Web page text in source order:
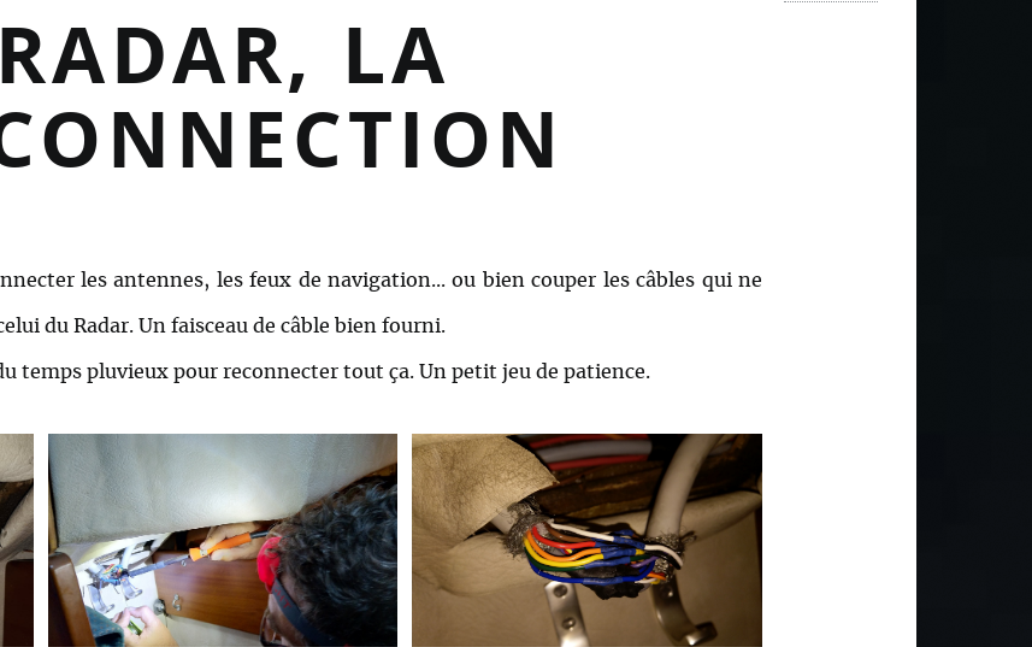
RADAR, LA
les antennes, les feux de navigation... ou bien couper les câbles qui ne
du Radar. Un faisceau de câble bien fourni.
temps pluvieux pour reconnecter tout ça. Un petit jeu de patience.